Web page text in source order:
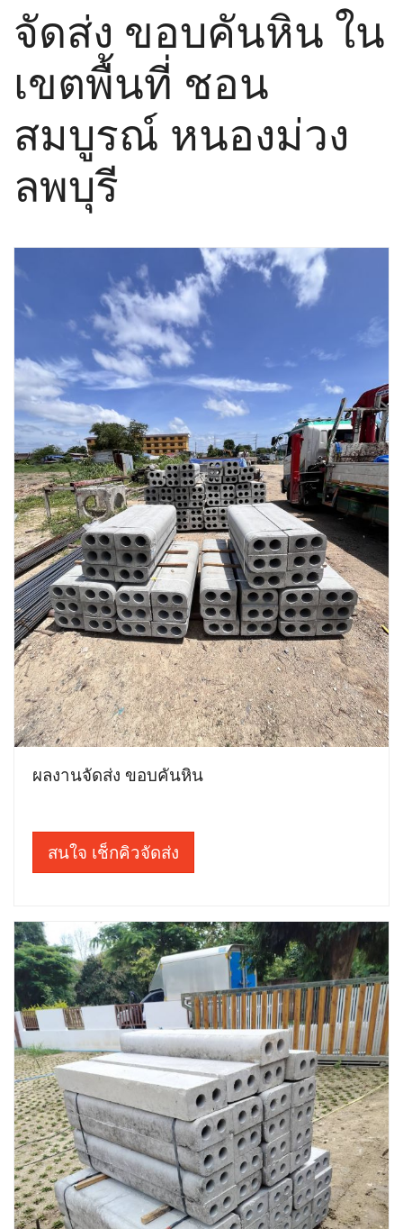
จัดส่ง ขอบคันหิน ใน
เขตพื้นที่ ชอน
สมบูรณ์ หนองม่วง
ลพบุรี
ผลงานจัดส่ง ขอบคันหิน
สนใจ เช็กคิวจัดส่ง